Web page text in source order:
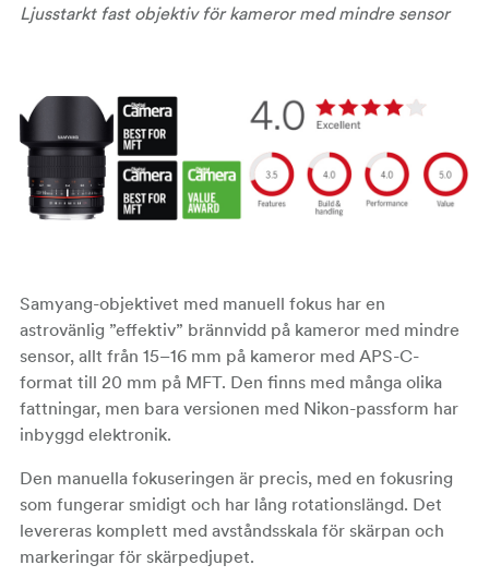
Ljusstarkt fast objektiv för kameror med mindre sensor
Samyang-objektivet med manuell fokus har en
astrovänlig ”effektiv” brännvidd på kameror med mindre
sensor, allt från 15–16 mm på kameror med APS-C-
format till 20 mm på MFT. Den finns med många olika
fattningar, men bara versionen med Nikon-passform har
inbyggd elektronik.
Den manuella fokuseringen är precis, med en fokusring
som fungerar smidigt och har lång rotationslängd. Det
levereras komplett med avståndsskala för skärpan och
markeringar för skärpedjupet.